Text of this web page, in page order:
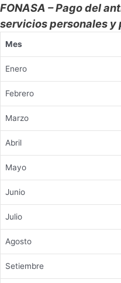
FONASA – Pago del
servicios personales y
Mes
Enero
Febrero
Marzo
Abril
Mayo
Junio
Julio
Agosto
Setiembre